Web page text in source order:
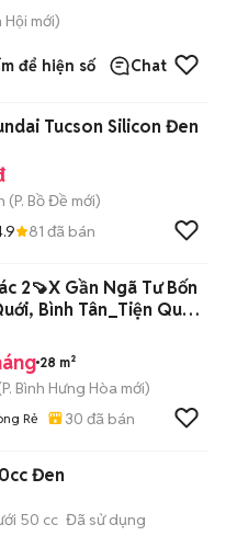
Hội mới)
để hiện số Chat
Tucson Silicon Đen
(P. Bồ Đề mới)
81 đã bán
2🍠X Gần Ngã Tư Bốn
Bình Tân_Tiện Qua
28 m²
P. Bình Hưng Hòa mới)
Rẻ 30 đã bán
Đen
50 cc Đã sử dụng